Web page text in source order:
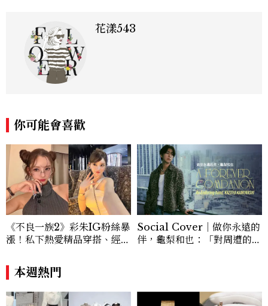
花漾543
你可能會喜歡
《不良一族2》彩朱IG粉絲暴
漲！私下熱愛精品穿搭、經營
員
Social Cover｜做你永遠的
伴，龜梨和也：「對周遭的人
本週熱門